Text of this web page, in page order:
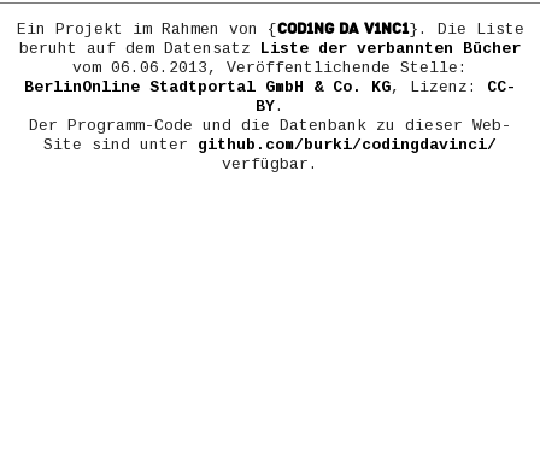
Ein Projekt im Rahmen von {COD1NG DA V1NC1}. Die Liste
beruht auf dem Datensatz Liste der verbannten Bücher
vom 06.06.2013, Veröffentlichende Stelle:
BerlinOnline Stadtportal GmbH & Co. KG, Lizenz: CC-
BY.
Der Programm-Code und die Datenbank zu dieser Web-
Site sind unter github.com/burki/codingdavinci/
verfügbar.